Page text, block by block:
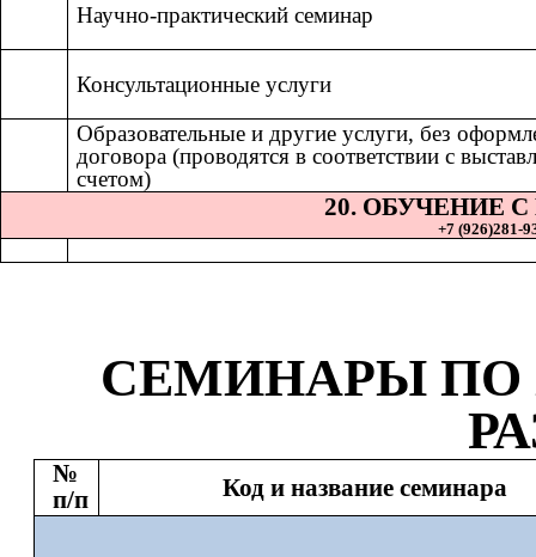
Научно-практический семинар
Консультационные услуги
Образовательные и другие услуги, без
договора (проводятся в соответствии с
счетом)
20. ОБУЧЕНИЕ
+7 (926)281-
СЕМИНАРЫ ​​ ПО​​
№
п/п
Код и название семинара